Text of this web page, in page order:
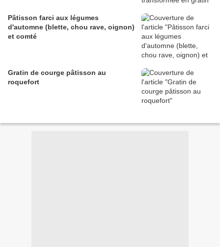
Pâtisson farci aux légumes
d'automne (blette, chou rave, oignon)
et comté
Gratin de courge pâtisson au
roquefort